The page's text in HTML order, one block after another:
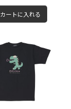
カートに入れる